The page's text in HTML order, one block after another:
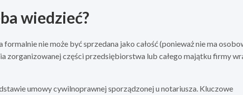
wiedzieć?
nie może być sprzedana jako całość (ponieważ nie ma
zorganizowanej części przedsiębiorstwa lub całego majątku firmy
umowy cywilnoprawnej sporządzonej u notariusza. Kluczowe